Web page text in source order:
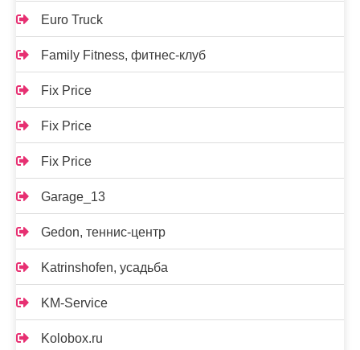
Euro Truck
Family Fitness, фитнес-клуб
Fix Price
Fix Price
Fix Price
Garage_13
Gedon, теннис-центр
Katrinshofen, усадьба
KM-Service
Kolobox.ru